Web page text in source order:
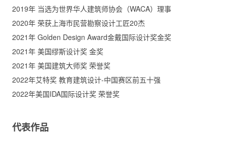
2019年 当选为世界华人建筑师协会（WACA）理事
2020年 荣获上海市民营勘察设计工匠20杰
2021年 Golden Design Award金戴国际设计奖金奖
2021年 美国缪斯设计奖 金奖
2021年 美国建筑大师奖 荣誉奖
2022年艾特奖 教育建筑设计-中国赛区前五十强
2022年美国IDA国际设计奖 荣誉奖
代表作品